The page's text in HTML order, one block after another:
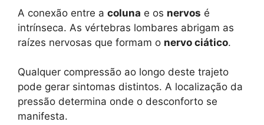
A conexão entre a coluna e os nervos é
intrínseca. As vértebras lombares abrigam as
raízes nervosas que formam o nervo ciático.
Qualquer compressão ao longo deste trajeto
pode gerar sintomas distintos. A localização da
pressão determina onde o desconforto se
manifesta.